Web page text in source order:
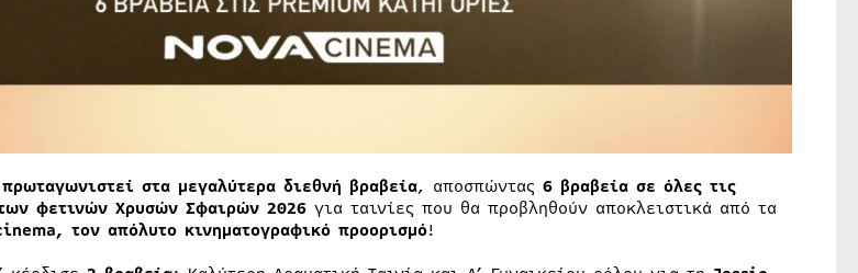
στα μεγαλύτερα διεθνή βραβεία, αποσπώντας 6 βραβεία σε όλες τις
φετινών Χρυσών Σφαιρών 2026 για ταινίες που θα προβληθούν αποκλειστικά από τα
τον απόλυτο κινηματογραφικό προορισμό!